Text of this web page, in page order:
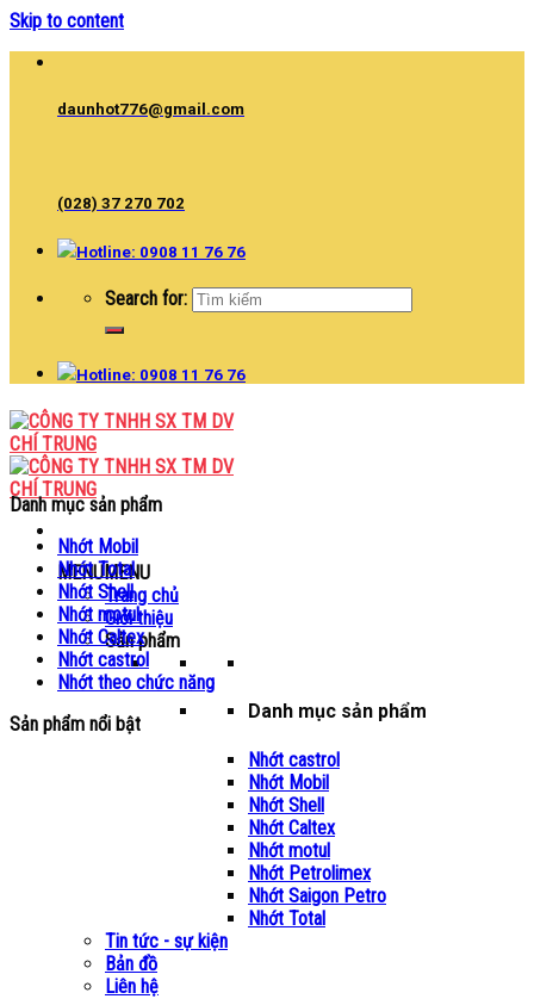
Skip to content
daunhot776@gmail.com
(028) 37 270 702
Hotline: 0908 11 76 76
Search for:
Hotline: 0908 11 76 76
MENUMENU
Trang chủ
Giới thiệu
Sản phẩm
Danh mục sản phẩm
Nhớt castrol
Nhớt Mobil
Nhớt Shell
Nhớt Caltex
Nhớt motul
Nhớt Petrolimex
Nhớt Saigon Petro
Nhớt Total
Tin tức - sự kiện
Bản đồ
Liên hệ
Danh mục sản phẩm
Nhớt Mobil
Nhớt Total
Nhớt Shell
Nhớt motul
Nhớt Caltex
Nhớt castrol
Nhớt theo chức năng
Sản phẩm nổi bật